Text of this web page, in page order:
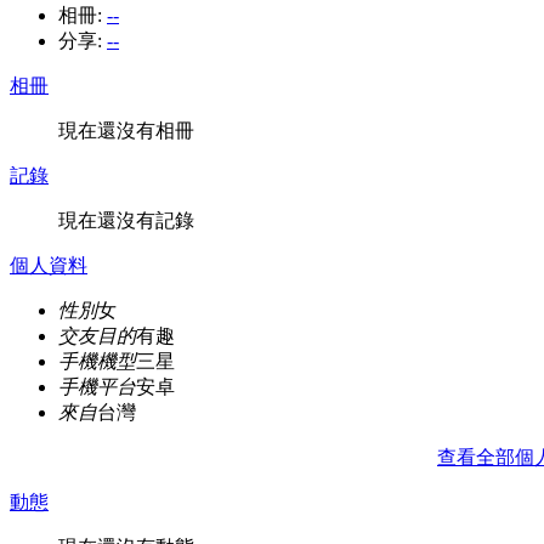
相冊: --
分享: --
相冊
現在還沒有相冊
記錄
現在還沒有記錄
個人資料
性別女
交友目的有趣
手機機型三星
手機平台安卓
來自台灣
查看全部個
動態